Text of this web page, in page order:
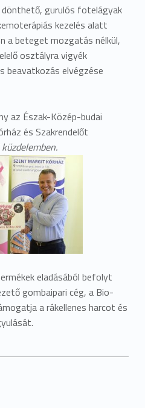
gurulós fotelágyak
kezelés alatt
a beteget mozgatás nélkül,
osztályra vigyék
beavatkozás elvégzése
az Észak-Közép-budai
és Szakrendelőt
eladásából befolyt
gombaipari cég, a Bio-
a rákellenes harcot és